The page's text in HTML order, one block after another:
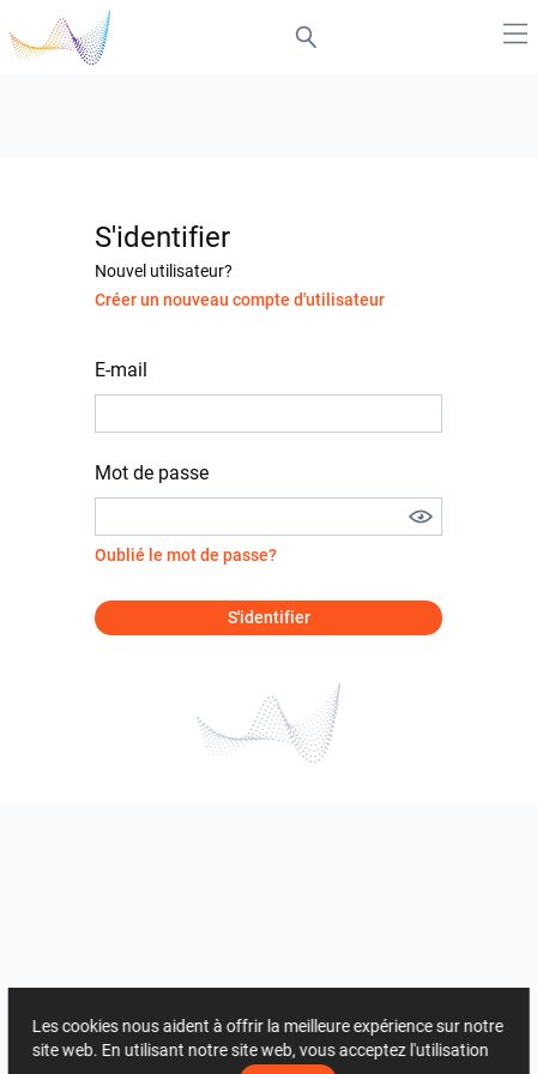
S'identifier
Nouvel utilisateur?
Créer un nouveau compte d'utilisateur
E-mail
Mot de passe
Oublié le mot de passe?
S'identifier
Les cookies nous aident à offrir la meilleure expérience sur notre
site web. En utilisant notre site web, vous acceptez l'utilisation